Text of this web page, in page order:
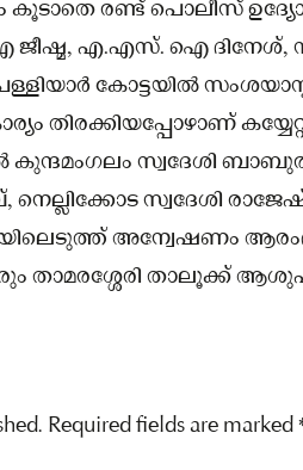
കൂടാതെ രണ്ട് പൊലീസ്
ജീഷ്മ, എ.എസ്. ഐ ദിനേശ്,
കോട്ടയിൽ
തിരക്കിയപ്പോഴാണ്
സ്വദേശി
സ്വദേശി
അന്വേഷണം
താമരശ്ശേരി താലൂക്ക്
Required fields are marked